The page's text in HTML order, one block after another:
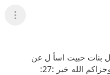
عرض
بنات حبيت اسأ ل عن
الله خير :27: